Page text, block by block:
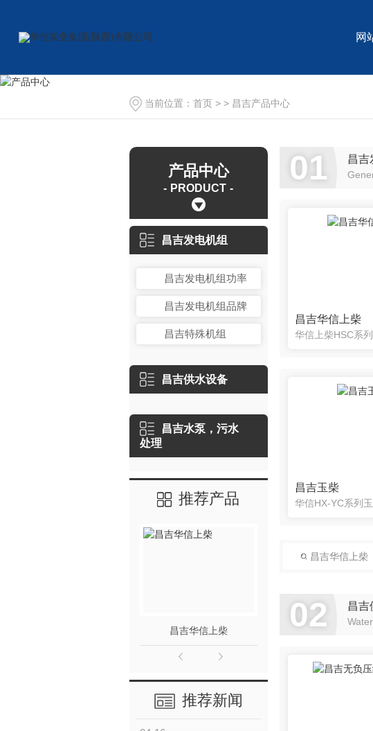
网
当前位置： 首页 > > 昌吉产品中心
产品中心
PRODUCT
昌吉发电机组
昌吉发电机组功率
昌吉发电机组品牌
昌吉特殊机组
昌吉供水设备
昌吉水泵，污水
处理
推荐产品
昌吉华信上柴
推荐新闻
01 昌吉
昌吉华信上柴
昌吉玉柴
昌吉华信上柴
02 昌吉